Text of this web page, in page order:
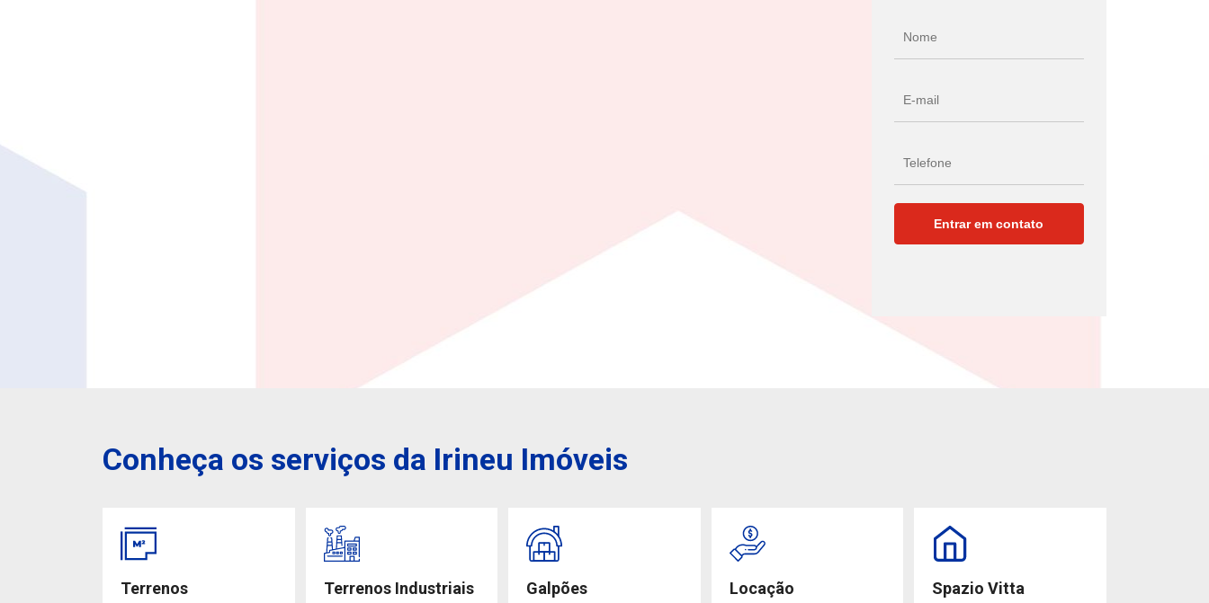
Conheça os serviços da Irineu Imóveis
Terrenos Terrenos Industriais Galpões Locação Spazio Vitta